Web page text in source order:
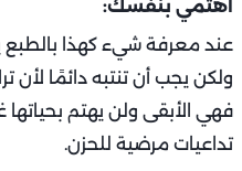
اهتمي بنفسك:
عند معرفة شيء كهذا بالطبع
ولكن يجب أن تنتبه دائمًا لأن
فهي الأبقى ولن يهتم بحياتها
تداعيات مرضية للحزن.